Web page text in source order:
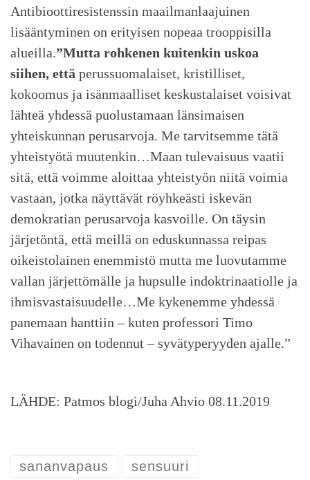
Antibioottiresistenssin maailmanlaajuinen
lisääntyminen on erityisen nopeaa trooppisilla
alueilla.”Mutta rohkenen kuitenkin uskoa
siihen, että perussuomalaiset, kristilliset,
kokoomus ja isänmaalliset keskustalaiset voisivat
lähteä yhdessä puolustamaan länsimaisen
yhteiskunnan perusarvoja. Me tarvitsemme tätä
yhteistyötä muutenkin…Maan tulevaisuus vaatii
sitä, että voimme aloittaa yhteistyön niitä voimia
vastaan, jotka näyttävät röyhkeästi iskevän
demokratian perusarvoja kasvoille. On täysin
järjetöntä, että meillä on eduskunnassa reipas
oikeistolainen enemmistö mutta me luovutamme
vallan järjettömälle ja hupsulle indoktrinaatiolle ja
ihmisvastaisuudelle…Me kykenemme yhdessä
panemaan hanttiin – kuten professori Timo
Vihavainen on todennut – syvätyperyyden ajalle.”
LÄHDE: Patmos blogi/Juha Ahvio 08.11.2019
sananvapaus sensuuri